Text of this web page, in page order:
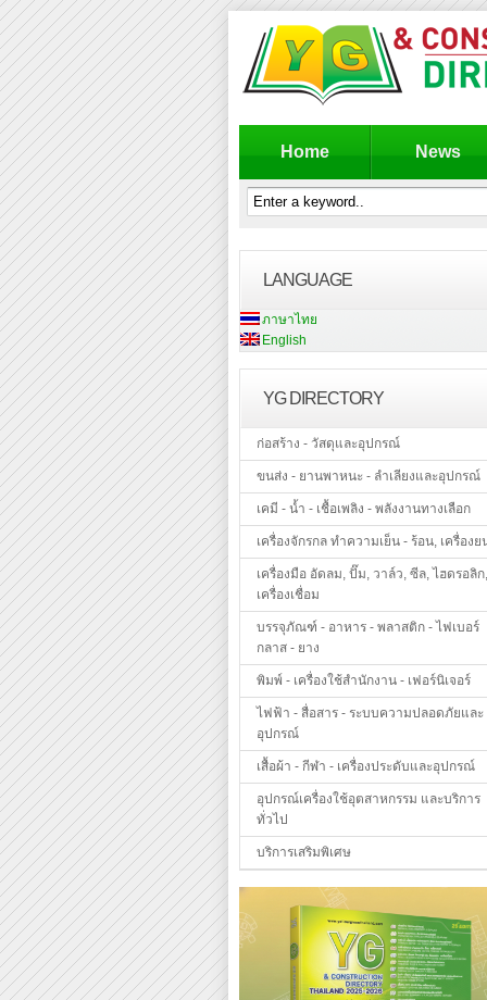
Home News
LANGUAGE
ภาษาไทย
English
YG DIRECTORY
ก่อสร้าง - วัสดุและอุปกรณ์
ขนส่ง - ยานพาหนะ - ลำเลียงและอุปกรณ์
เคมี - น้ำ - เชื้อเพลิง - พลังงานทางเลือก
เครื่องจักรกล ทำความเย็น - ร้อน, เครื่องย
เครื่องมือ อัดลม, ปั๊ม, วาล์ว, ซีล, ไฮดรอลิก,
เครื่องเชื่อม
บรรจุภัณฑ์ - อาหาร - พลาสติก - ไฟเบอร์
กลาส - ยาง
พิมพ์ - เครื่องใช้สำนักงาน - เฟอร์นิเจอร์
ไฟฟ้า - สื่อสาร - ระบบความปลอดภัยและ
อุปกรณ์
เสื้อผ้า - กีฬา - เครื่องประดับและอุปกรณ์
อุปกรณ์เครื่องใช้อุตสาหกรรม และบริการ
ทั่วไป
บริการเสริมพิเศษ